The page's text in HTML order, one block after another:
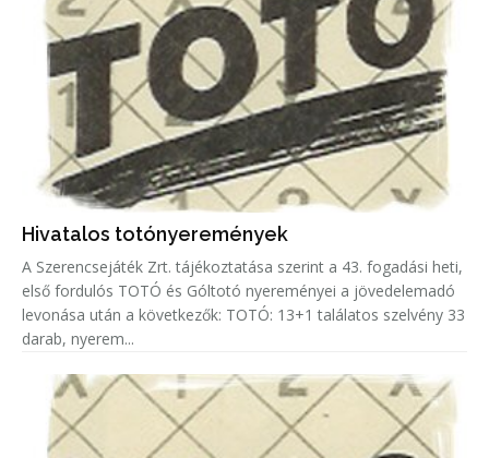
Hivatalos totónyeremények
A Szerencsejáték Zrt. tájékoztatása szerint a 43. fogadási heti,
első fordulós TOTÓ és Góltotó nyereményei a jövedelemadó
levonása után a következők: TOTÓ: 13+1 találatos szelvény 33
darab, nyerem...